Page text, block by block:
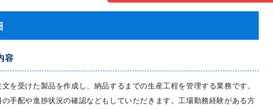
容
を受けた製品を作成し、納品するまでの生産工程を管理する業務です。
手配や進捗状況の確認などもしていただきます。工場勤務経験がある方